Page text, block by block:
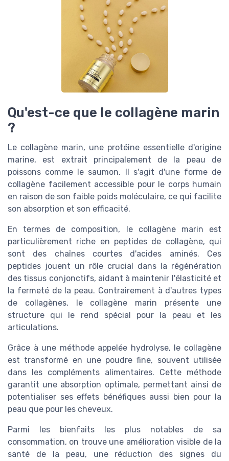
Qu'est-ce que le collagène marin
?
Le collagène marin, une protéine essentielle d'origine
marine, est extrait principalement de la peau de
poissons comme le saumon. Il s'agit d'une forme de
collagène facilement accessible pour le corps humain
en raison de son faible poids moléculaire, ce qui facilite
son absorption et son efficacité.
En termes de composition, le collagène marin est
particulièrement riche en peptides de collagène, qui
sont des chaînes courtes d'acides aminés. Ces
peptides jouent un rôle crucial dans la régénération
des tissus conjonctifs, aidant à maintenir l'élasticité et
la fermeté de la peau. Contrairement à d'autres types
de collagènes, le collagène marin présente une
structure qui le rend spécial pour la peau et les
articulations.
Grâce à une méthode appelée hydrolyse, le collagène
est transformé en une poudre fine, souvent utilisée
dans les compléments alimentaires. Cette méthode
garantit une absorption optimale, permettant ainsi de
potentialiser ses effets bénéfiques aussi bien pour la
peau que pour les cheveux.
Parmi les bienfaits les plus notables de sa
consommation, on trouve une amélioration visible de la
santé de la peau, une réduction des signes du